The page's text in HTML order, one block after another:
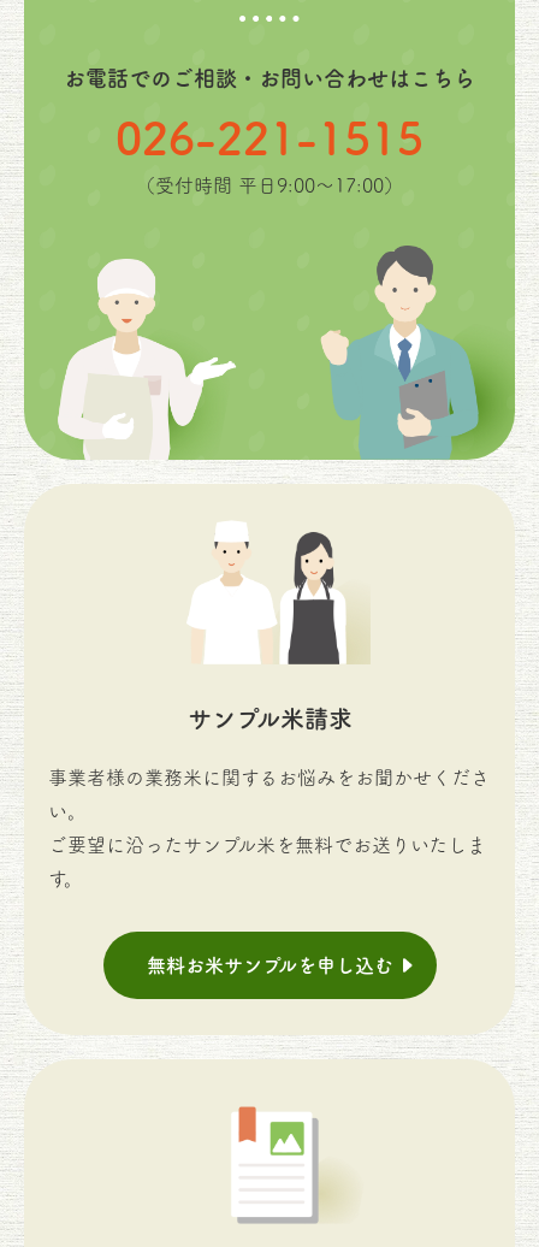
お電話でのご相談・お問い合わせはこちら
026-221-1515
（受付時間 平日9:00〜17:00）
サンプル米請求
事業者様の業務米に関するお悩みをお聞かせくださ
い。
ご要望に沿ったサンプル米を無料でお送りいたしま
す。
無料お米サンプルを申し込む